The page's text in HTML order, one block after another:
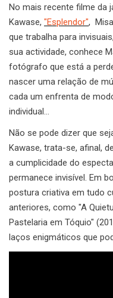
No mais recente filme da
Kawase, "Esplendor",
que trabalha para
sua actividade, conhece
fotógrafo que está a
nascer uma relação de
cada um enfrenta de
individual…
Não se pode dizer que
Kawase, trata-se, afinal,
a cumplicidade do
permanece invisível. Em
postura criativa em tudo
anteriores, como "A
Pastelaria em Tóquio"
laços enigmáticos que